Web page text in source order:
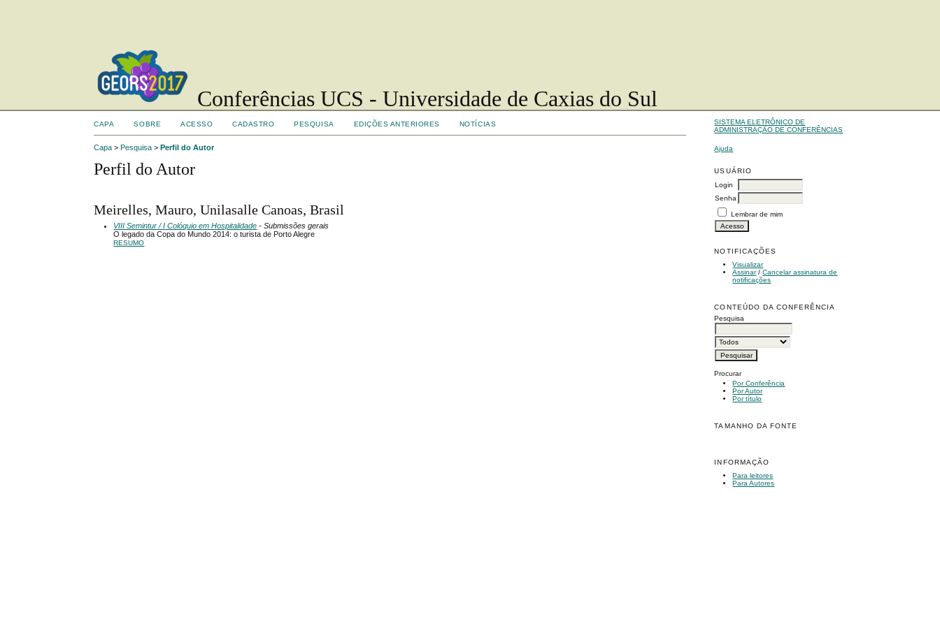
Conferências UCS - Universidade de Caxias do Sul
SISTEMA ELETRÔNICO DE
ADMINISTRAÇÃO DE CONFERÊNCIAS
Ajuda
USUÁRIO
Login
Senha
Lembrar de mim
NOTIFICAÇÕES
Visualizar
Assinar/Cancelar assinatura de
notificações
CONTEÚDO DA CONFERÊNCIA
Pesquisa
Procurar
Por Conferência
Por Autor
Por título
TAMANHO DA FONTE
INFORMAÇÃO
Para leitores
Para Autores
CAPA SOBRE ACESSO CADASTRO PESQUISA EDIÇÕES ANTERIORES NOTÍCIAS
Capa >Pesquisa >Perfil do Autor
Perfil do Autor
Meirelles, Mauro, Unilasalle Canoas, Brasil
VIII Semintur / I Colóquio em Hospitalidade - Submissões gerais
O legado da Copa do Mundo 2014: o turista de Porto Alegre
RESUMO